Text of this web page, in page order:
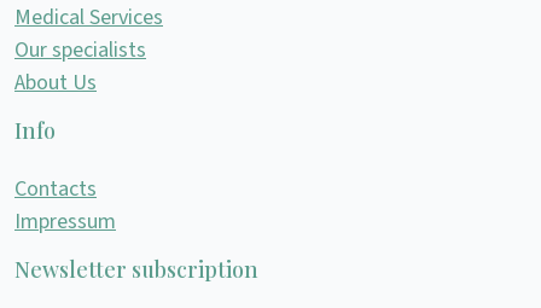
Medical Services
Our specialists
About Us
Info
Contacts
Impressum
Newsletter subscription